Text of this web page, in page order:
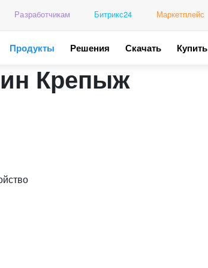
Разработчикам Битрикс24 Маркетплейс
Продукты Решения Скачать Купить
Крепыж